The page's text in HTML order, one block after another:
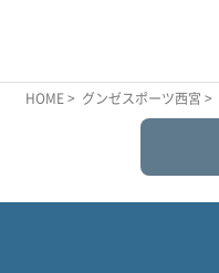
HOME> グンゼスポーツ西宮 >